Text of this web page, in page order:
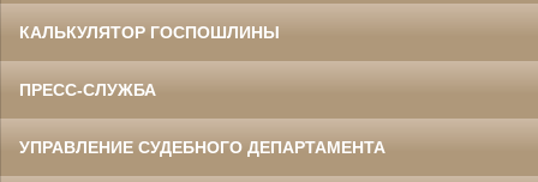
КАЛЬКУЛЯТОР ГОСПОШЛИНЫ
ПРЕСС-СЛУЖБА
УПРАВЛЕНИЕ СУДЕБНОГО ДЕПАРТАМЕНТА